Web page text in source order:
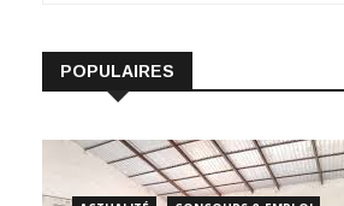
POPULAIRES